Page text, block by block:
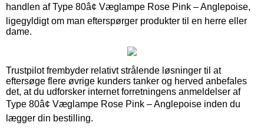
handlen af Type 80â¢ Væglampe Rose Pink – Anglepoise,
ligegyldigt om man efterspørger produkter til en herre eller
dame.
Trustpilot frembyder relativt strålende løsninger til at
eftersøge flere øvrige kunders tanker og herved anbefales
det, at du udforsker internet forretningens anmeldelser af
Type 80â¢ Væglampe Rose Pink – Anglepoise inden du
lægger din bestilling.